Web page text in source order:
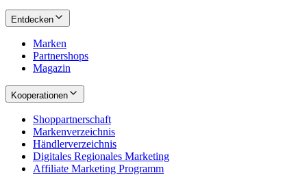
Entdecken
Marken
Partnershops
Magazin
Kooperationen
Shoppartnerschaft
Markenverzeichnis
Händlerverzeichnis
Digitales Regionales Marketing
Affiliate Marketing Programm